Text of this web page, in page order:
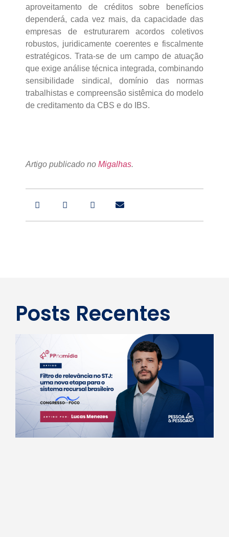
aproveitamento de créditos sobre benefícios
dependerá, cada vez mais, da capacidade das
empresas de estruturarem acordos coletivos
robustos, juridicamente coerentes e fiscalmente
estratégicos. Trata-se de um campo de atuação
que exige análise técnica integrada, combinando
sensibilidade sindical, domínio das normas
trabalhistas e compreensão sistêmica do modelo
de creditamento da CBS e do IBS.
Artigo publicado no Migalhas.
Posts Recentes